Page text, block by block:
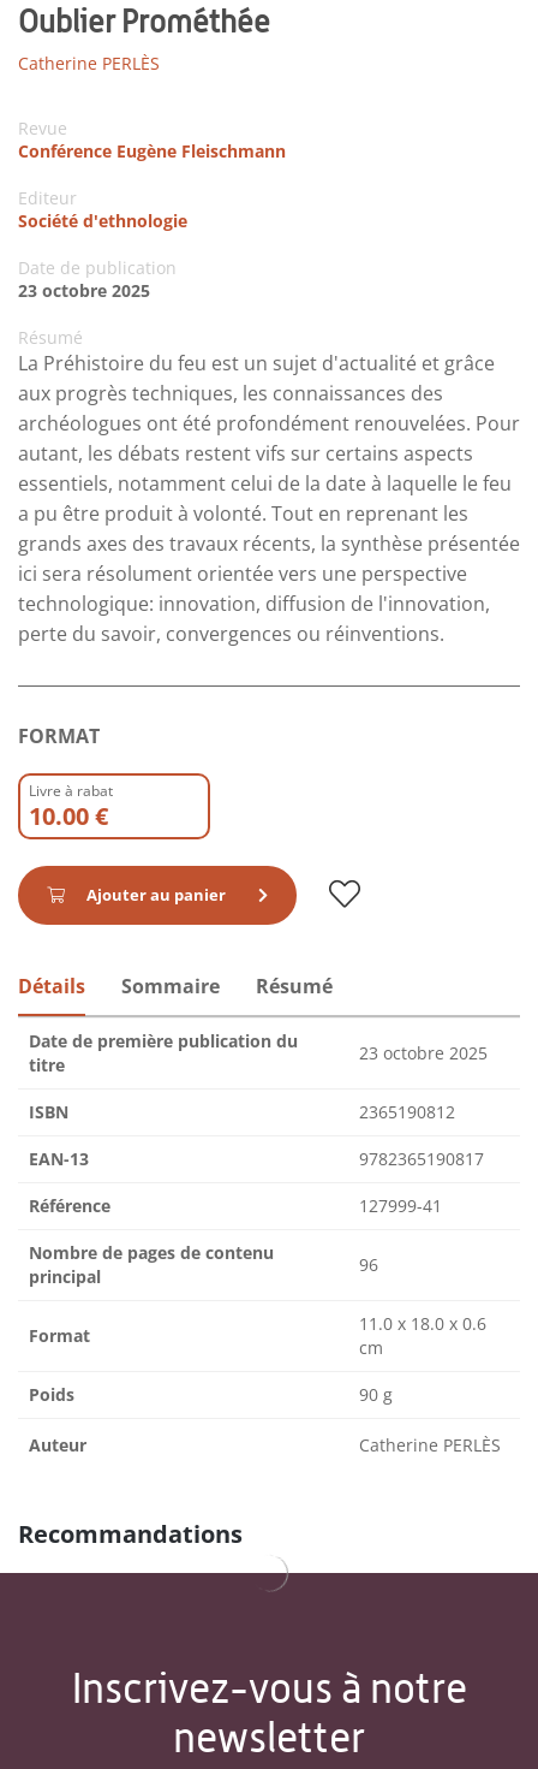
Oublier Prométhée
Catherine PERLÈS
Revue
Conférence Eugène Fleischmann
Editeur
Société d'ethnologie
Date de publication
23 octobre 2025
Résumé
La Préhistoire du feu est un sujet d'actualité et grâce
aux progrès techniques, les connaissances des
archéologues ont été profondément renouvelées. Pour
autant, les débats restent vifs sur certains aspects
essentiels, notamment celui de la date à laquelle le feu
a pu être produit à volonté. Tout en reprenant les
grands axes des travaux récents, la synthèse présentée
ici sera résolument orientée vers une perspective
technologique: innovation, diffusion de l'innovation,
perte du savoir, convergences ou réinventions.
FORMAT
Livre à rabat
10.00 €
Ajouter au panier
Détails Sommaire Résumé
Date de première publication du
titre
23 octobre 2025
ISBN 2365190812
EAN-13 9782365190817
Référence 127999-41
Nombre de pages de contenu
principal
96
Format
11.0 x 18.0 x 0.6
cm
Poids 90 g
Auteur Catherine PERLÈS
Recommandations
Inscrivez-vous à notre
newsletter